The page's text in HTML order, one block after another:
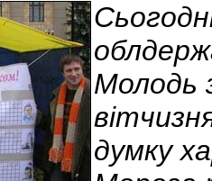
Молодь
думку